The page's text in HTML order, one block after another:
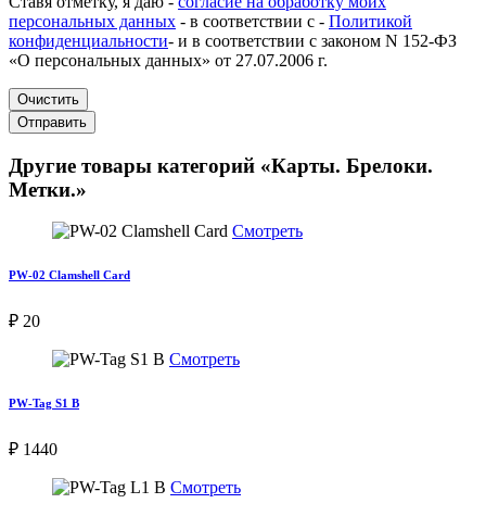
персональных данных - в соответствии с - Политикой
конфиденциальности- и в соответствии с законом N 152-ФЗ
«О персональных данных» от 27.07.2006 г.
Очистить
Отправить
Другие товары категорий «Карты. Брелоки.
Метки.»
Смотреть
PW-02 Clamshell Card
₽ 20
Смотреть
PW-Tag S1 B
₽ 1440
Смотреть